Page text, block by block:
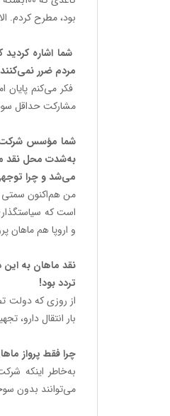
بود، مطرح کردم. الان قیمت هر بشکه 40دلار است و بعد از
مردم ضرر
فکر می‌کنم
مشارکت حداقل
شما مؤسس شرکت
به‌شدت محل نقد
می‌شد و چرا
من هم‌اکنون سمتی
است که
و اروپا هم ماهان
نقد ماهان به
تردد بود!
از روزی که دولت
بار انتقال دارو،
چرا فقط پرواز
به‌خاطر اینکه
می‌توانند بدون سوختگیری 16ساعت پرواز کنند، هیچ شرکت داخلی